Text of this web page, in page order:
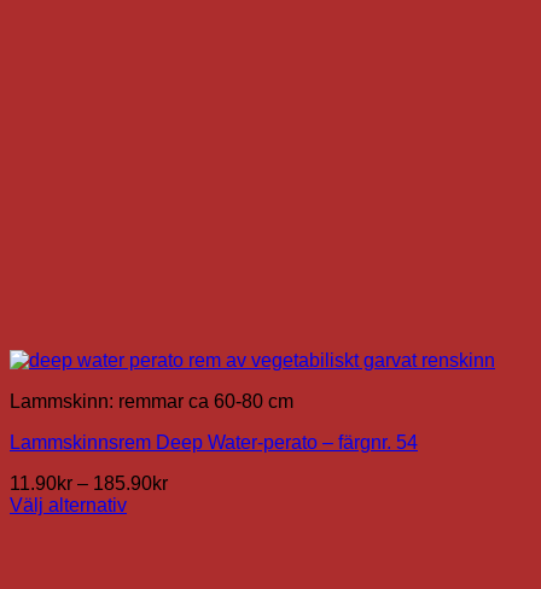
Lammskinn: remmar ca 60-80 cm
Lammskinnsrem Deep Water-perato – färgnr. 54
11.90kr – 185.90krPrisintervall:
Välj alternativ